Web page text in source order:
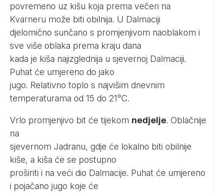
povremeno uz kišu koja prema večeri na
Kvarneru može biti obilnija. U Dalmaciji
djelomično sunčano s promjenjivom naoblakom i
sve više oblaka prema kraju dana
kada je kiša najizglednija u sjevernoj Dalmaciji.
Puhat će umjereno do jako
jugo. Relativno toplo s najvišim dnevnim
temperaturama od 15 do 21°C.
Vrlo promjenjivo bit će tijekom nedjelje. Oblačnije
na
sjevernom Jadranu, gdje će lokalno biti obilnije
kiše, a kiša će se postupno
proširiti i na veći dio Dalmacije. Puhat će umjereno
i pojačano jugo koje će